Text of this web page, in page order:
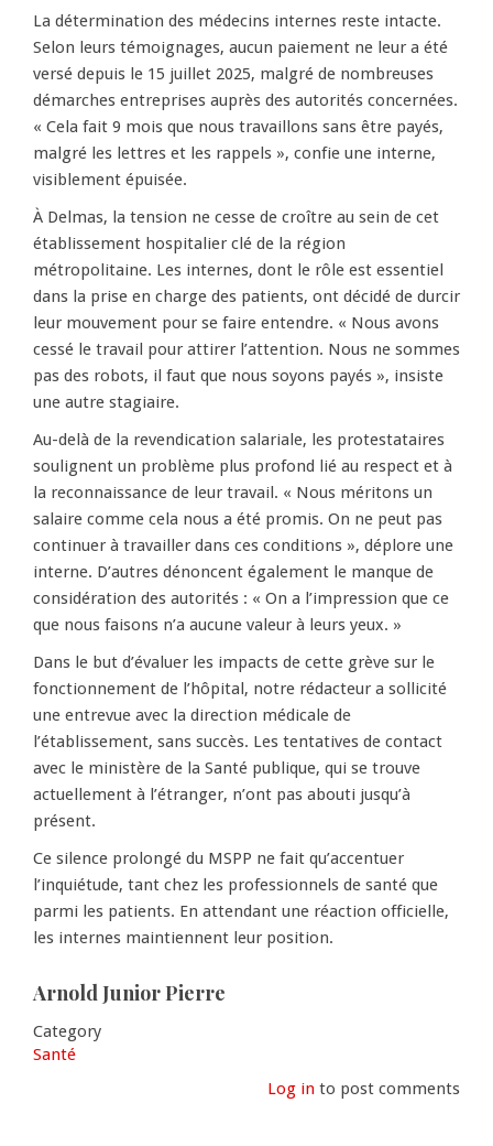
La détermination des médecins internes reste intacte.
Selon leurs témoignages, aucun paiement ne leur a été
versé depuis le 15 juillet 2025, malgré de nombreuses
démarches entreprises auprès des autorités concernées.
« Cela fait 9 mois que nous travaillons sans être payés,
malgré les lettres et les rappels », confie une interne,
visiblement épuisée.
À Delmas, la tension ne cesse de croître au sein de cet
établissement hospitalier clé de la région
métropolitaine. Les internes, dont le rôle est essentiel
dans la prise en charge des patients, ont décidé de durcir
leur mouvement pour se faire entendre. « Nous avons
cessé le travail pour attirer l’attention. Nous ne sommes
pas des robots, il faut que nous soyons payés », insiste
une autre stagiaire.
Au-delà de la revendication salariale, les protestataires
soulignent un problème plus profond lié au respect et à
la reconnaissance de leur travail. « Nous méritons un
salaire comme cela nous a été promis. On ne peut pas
continuer à travailler dans ces conditions », déplore une
interne. D’autres dénoncent également le manque de
considération des autorités : « On a l’impression que ce
que nous faisons n’a aucune valeur à leurs yeux. »
Dans le but d’évaluer les impacts de cette grève sur le
fonctionnement de l’hôpital, notre rédacteur a sollicité
une entrevue avec la direction médicale de
l’établissement, sans succès. Les tentatives de contact
avec le ministère de la Santé publique, qui se trouve
actuellement à l’étranger, n’ont pas abouti jusqu’à
présent.
Ce silence prolongé du MSPP ne fait qu’accentuer
l’inquiétude, tant chez les professionnels de santé que
parmi les patients. En attendant une réaction officielle,
les internes maintiennent leur position.
Arnold Junior Pierre
Category
Santé
Log in to post comments